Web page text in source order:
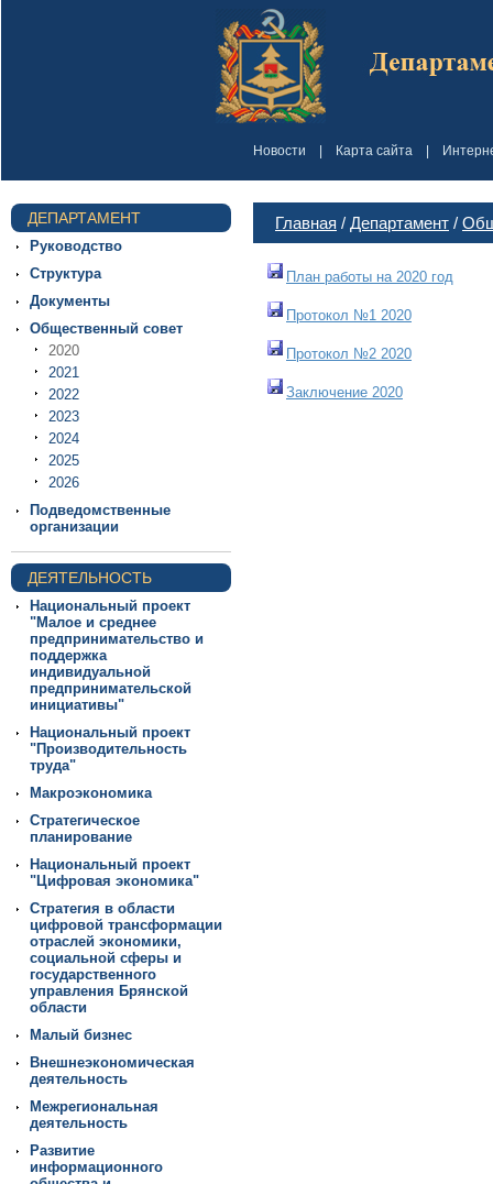
Новости Карта сайта
ДЕПАРТАМЕНТ
Руководство
Структура
Документы
Общественный совет
2020
2021
2022
2023
2024
2025
2026
Подведомственные
организации
ДЕЯТЕЛЬНОСТЬ
Национальный проект
"Малое и среднее
предпринимательство и
поддержка
индивидуальной
предпринимательской
инициативы"
Национальный проект
"Производительность
труда"
Макроэкономика
Стратегическое
планирование
Национальный проект
"Цифровая экономика"
Стратегия в области
цифровой трансформации
отраслей экономики,
социальной сферы и
государственного
управления Брянской
области
Малый бизнес
Внешнеэкономическая
деятельность
Межрегиональная
деятельность
Развитие
информационного
Главная / Департамент /
План работы на 2020 год
Протокол №1 2020
Протокол №2 2020
Заключение 2020